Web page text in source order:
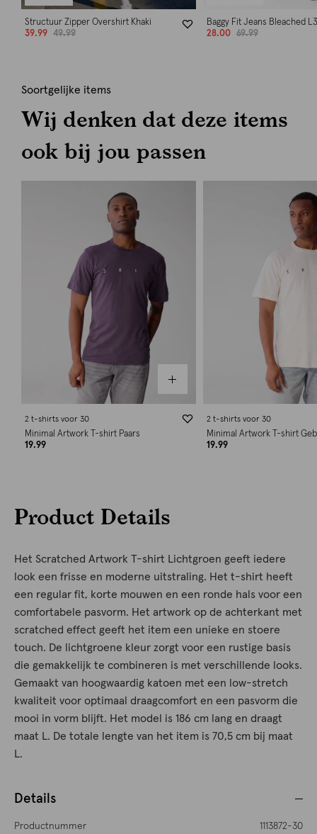
Structuur Zipper Overshirt Khaki
39.99
49.99
Baggy Fit Jeans Bleached
28.00
69.99
Soortgelijke items
Wij denken dat deze items
ook bij jou passen
2 t-shirts voor 30
Minimal Artwork T-shirt Paars
19.99
2 t-shirts voor 30
Minimal Artwork T-shirt
19.99
Product Details
Het Scratched Artwork T-shirt Lichtgroen geeft iedere
look een frisse en moderne uitstraling. Het t-shirt heeft
een regular fit, korte mouwen en een ronde hals voor een
comfortabele pasvorm. Het artwork op de achterkant met
scratched effect geeft het item een unieke en stoere
touch. De lichtgroene kleur zorgt voor een rustige basis
die gemakkelijk te combineren is met verschillende looks.
Gemaakt van hoogwaardig katoen met een low-stretch
kwaliteit voor optimaal draagcomfort en een pasvorm die
mooi in vorm blijft. Het model is 186 cm lang en draagt
maat L. De totale lengte van het item is 70,5 cm bij maat
L.
Details
Productnummer
1113872-30